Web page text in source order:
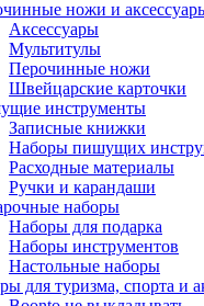
ножи и
Аксессуары
Мультитулы
Перочинные ножи
Швейцарские карточки
инструменты
Записные книжки
Наборы пишущих
Расходные материалы
Ручки и карандаши
наборы
Наборы для подарка
Наборы инструментов
Настольные наборы
для туризма, спорта и